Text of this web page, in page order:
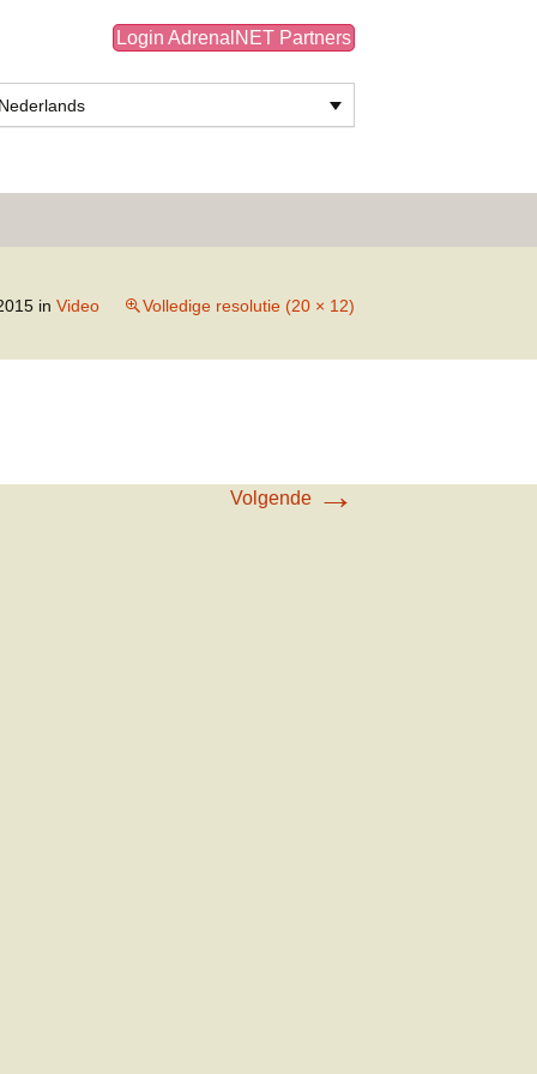
Login AdrenalNET Partners
Nederlands
in Video Volledige resolutie (20 × 12)
Volgende →